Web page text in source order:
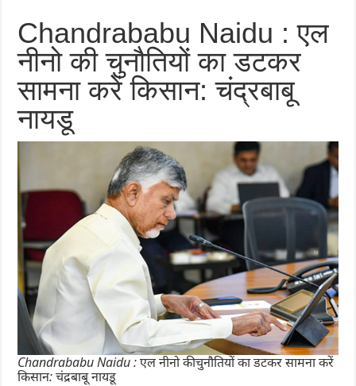
Chandrababu Naidu : एल
नीनो की चुनौतियों का डटकर
सामना करें किसान: चंद्रबाबू
नायडू
Chandrababu Naidu : एल नीनो की चुनौतियों का डटकर सामना करें
किसान: चंद्रबाबू नायडू